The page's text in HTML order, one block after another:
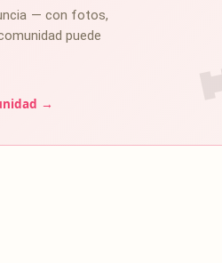
— con fotos,
puede
→